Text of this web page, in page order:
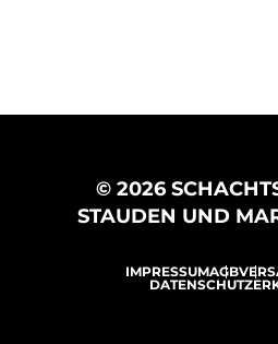
© 2026
STAUDEN UND
IMPRESSUMAGB